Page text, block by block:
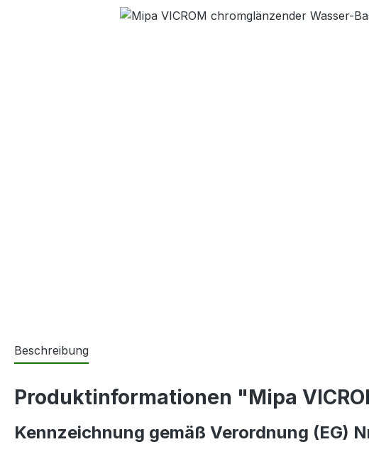
Bildergalerie überspringen
Beschreibung
Produktinformationen "Mipa
Kennzeichnung gemäß Verordnung (EG)